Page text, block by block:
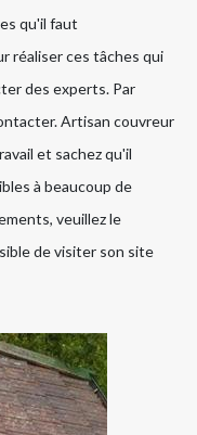
qu'il faut
réaliser ces tâches qui
des experts. Par
Artisan couvreur
et sachez qu'il
à beaucoup de
veuillez le
de visiter son site